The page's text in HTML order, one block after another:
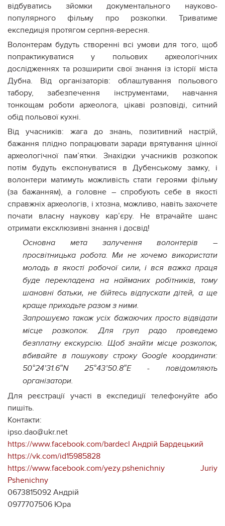
відбуватись зйомки документального науково-
популярного фільму про розкопки. Триватиме
експедиція протягом серпня-вересня.
Волонтерам будуть створенні всі умови для того, щоб
попрактикуватися у польових археологічних
дослідженнях та розширити свої знання із історії міста
Дубна. Від організаторів: облаштування польового
табору, забезпечення інструментами, навчання
тонкощам роботи археолога, цікаві розповіді, ситний
обід польової кухні.
Від учасників: жага до знань, позитивний настрій,
бажання плідно попрацювати заради врятування цінної
археологічної пам’ятки. Знахідки учасників розкопок
потім будуть експонуватися в Дубенському замку, і
волонтери матимуть можливість стати героями фільму
(за бажанням), а головне – спробують себе в якості
справжніх археологів, і хтозна, можливо, навіть захочете
почати власну наукову кар’єру. Не втрачайте шанс
отримати ексклюзивні знання і досвід!
Основна мета залучення волонтерів –
просвітницька робота. Ми не хочемо використати
молодь в якості робочої сили, і вся важка праця
буде перекладена на найманих робітників, тому
шановні батьки, не бійтесь відпускати дітей, а ще
краще приходьте разом з ними.
Запрошуємо також усіх бажаючих просто відвідати
місце розкопок. Для груп радо проведемо
безплатну екскурсію. Щоб знайти місце розкопок,
вбивайте в пошукову строку Google координати:
50°24’31.6″N 25°43’50.8″E - повідомляють
організатори.
Для реєстрації участі в експедиції телефонуйте або
пишіть.
Контакти:
ipso.dao@ukr.net
https://www.facebook.com/bardecl Андрій Бардецький
https://vk.com/id15985828
https://www.facebook.com/yezy.pshenichniy
Juriy
Pshenichny
0673815092 Андрій
0977707506 Юра